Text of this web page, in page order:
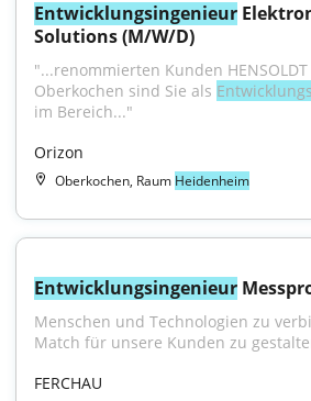
Entwicklungsingenieur
Solutions (M/W/D)
"...renommierten Kunden
Oberkochen sind Sie als
im Bereich..."
Orizon
Oberkochen, Raum Heidenheim
Entwicklungsingenieur
Menschen und Technologien zu
Match für unsere Kunden zu
FERCHAU